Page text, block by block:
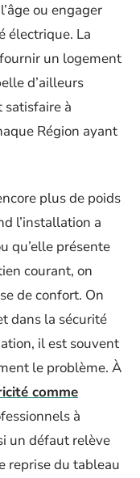
ou engager
électrique. La
un logement
d’ailleurs
satisfaire à
Région ayant
plus de poids
l’installation a
qu’elle présente
courant, on
de confort. On
dans la sécurité
il est souvent
le problème. À
comme
à
un défaut relève
reprise du tableau